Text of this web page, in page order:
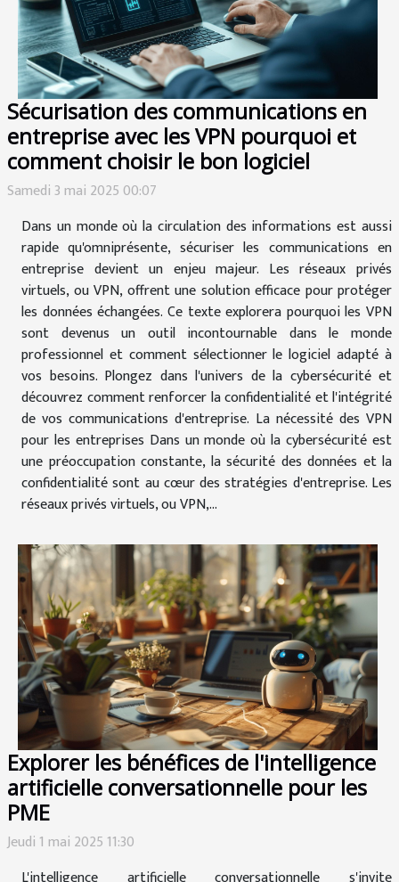
Sécurisation des communications en
entreprise avec les VPN pourquoi et
comment choisir le bon logiciel
Samedi 3 mai 2025 00:07
Dans un monde où la circulation des informations est aussi
rapide qu'omniprésente, sécuriser les communications en
entreprise devient un enjeu majeur. Les réseaux privés
virtuels, ou VPN, offrent une solution efficace pour protéger
les données échangées. Ce texte explorera pourquoi les VPN
sont devenus un outil incontournable dans le monde
professionnel et comment sélectionner le logiciel adapté à
vos besoins. Plongez dans l'univers de la cybersécurité et
découvrez comment renforcer la confidentialité et l'intégrité
de vos communications d'entreprise. La nécessité des VPN
pour les entreprises Dans un monde où la cybersécurité est
une préoccupation constante, la sécurité des données et la
confidentialité sont au cœur des stratégies d'entreprise. Les
réseaux privés virtuels, ou VPN,...
Explorer les bénéfices de l'intelligence
artificielle conversationnelle pour les
PME
Jeudi 1 mai 2025 11:30